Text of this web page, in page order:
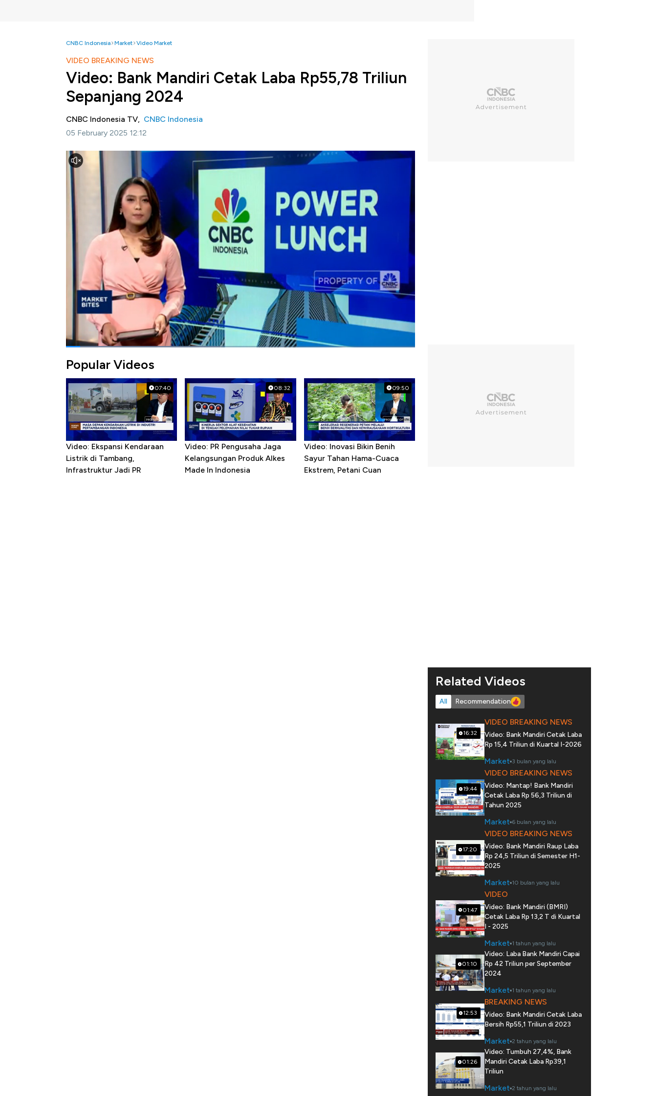
CNBC Indonesia Market Video Market
VIDEO BREAKING NEWS
Video: Bank Mandiri Cetak Laba Rp55,78 Triliun
Sepanjang 2024
CNBC Indonesia TV, CNBC Indonesia
05 February 2025 12:12
Jakarta, CNBC Indonesia - Bank pelat merah PT Bank Mandiri (Persero) Tbk (BMRI)
mencatatkan
laba bersih periode berjalan secara konsolidasi yang dapat diatribusikan kepada pemilik sebesar Rp
55,78 Triliun sepanjang tahun 2024. Perolehan tersebut tumbuh 1,31% secara tahunan (Yoy) dari
perolehan tahun 2023 sebesar Rp55,06 Triliun.
Simak informasi selengkapnya dalam program Power Lunch CNBC Indonesia (Rabu, 05/02/2025)
berikut ini.
Bagikan:
#bank mandiri #bmri
Popular Videos
07:40
Video: Ekspansi Kendaraan
Listrik di Tambang,
Infrastruktur Jadi PR
08:32
Video: PR Pengusaha Jaga
Kelangsungan Produk Alkes
Made In Indonesia
09:50
Video: Inovasi Bikin Benih
Sayur Tahan Hama-Cuaca
Ekstrem, Petani Cuan
Related Videos
All Recommendation
16:32
VIDEO BREAKING NEWS
Video: Bank Mandiri Cetak Laba
Rp 15,4 Triliun di Kuartal I-2026
Market 3 bulan yang lalu
19:44
VIDEO BREAKING NEWS
Video: Mantap! Bank Mandiri
Cetak Laba Rp 56,3 Triliun di
Tahun 2025
Market 6 bulan yang lalu
17:20
VIDEO BREAKING NEWS
Video: Bank Mandiri Raup Laba
Rp 24,5 Triliun di Semester H1-
2025
Market 10 bulan yang lalu
01:47
VIDEO
Video: Bank Mandiri (BMRI)
Cetak Laba Rp 13,2 T di Kuartal
I - 2025
Market 1 tahun yang lalu
01:10
Video: Laba Bank Mandiri Capai
Rp 42 Triliun per September
2024
Market 1 tahun yang lalu
12:53
BREAKING NEWS
Video: Bank Mandiri Cetak Laba
Bersih Rp55,1 Triliun di 2023
Market 2 tahun yang lalu
01:26
Video: Tumbuh 27,4%, Bank
Mandiri Cetak Laba Rp39,1
Triliun
Market 2 tahun yang lalu